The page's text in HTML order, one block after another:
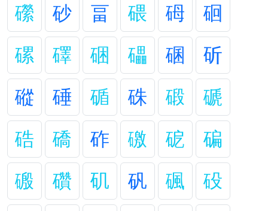
礯
砂 畐 碨 砪
硘
磥
礋 硱 礧 碅
斫
磫
硾 碷 硃 碫
磃
硞
礄 砟 礉 砨
碥
磤
礸 矶 矾 碸
砓